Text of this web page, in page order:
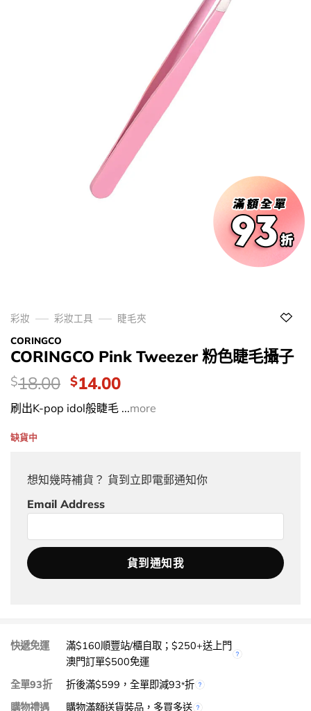
彩妝 彩妝工具
睫毛夾
CORINGCO
CORINGCO Pink Tweezer 粉色睫毛攝子
價
錢：
$18.00 Original
price
was:
$14.00Current
is:
刷出K-pop idol般睫毛 ...more
缺貨中
想知幾時補貨？ 貨到立即電郵通知你
Email Address
快遞免運
滿$160順豐站/櫃自取；$250+送上門
澳門訂單$500免運
全單93折
折後滿$599，全單即減93*折
購物禮遇
購物滿額送貨裝品，多買多送